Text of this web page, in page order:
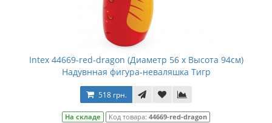
Intex 44669-red-dragon (Диаметр 56 x Высота 94см)
Надувнная фигура-неваляшка Тигр
518 грн.
На складе Код товара: 44669-red-dragon